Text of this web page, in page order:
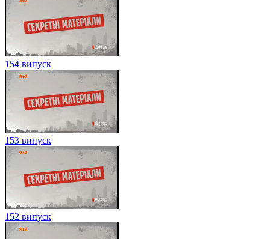
154 випуск
153 випуск
152 випуск